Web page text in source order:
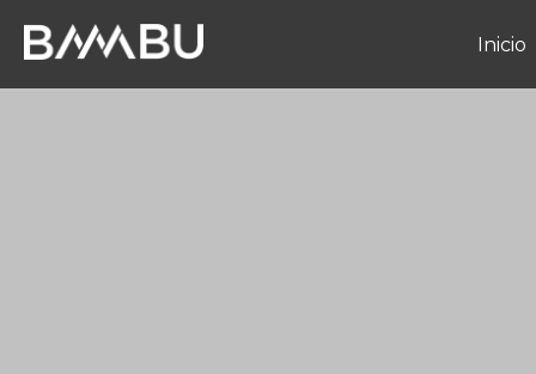
Inicio